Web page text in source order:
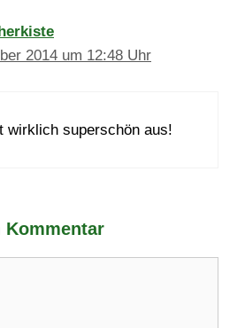
2014 um 12:48 Uhr
wirklich superschön aus!
Kommentar